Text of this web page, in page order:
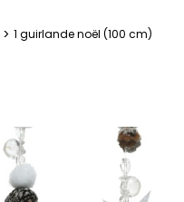
> 1 guirlande noël (100 cm)